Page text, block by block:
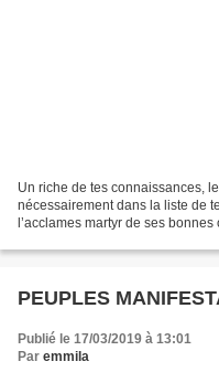
Un riche de tes connaissances,
nécessairement dans la liste de
l’acclames martyr de ses
PEUPLES
Publié le 17/03/2019 à 13:01
Par emmila